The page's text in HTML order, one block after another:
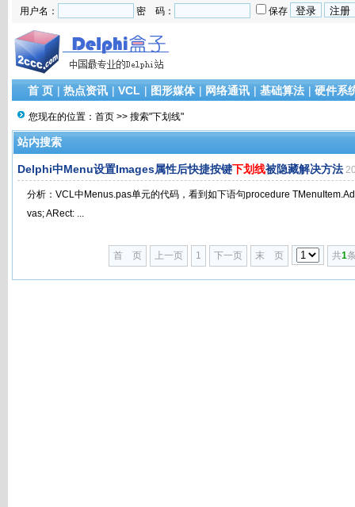
用户名： 密 码： 保存
首 页 | 热点资讯 | VCL | 图形媒体 | 网络通讯 | 基础算法 | 硬件系
您现在的位置： 首页 >> 搜索"下划线"
站内搜索
Delphi中Menu设置Images属性后快捷按键下划线被隐藏解决方法
分析：VCL中Menus.pas单元的代码，看到如下语句procedure
vas; ARect: ...
首 页 上一页 1 下一页 末 页 共1